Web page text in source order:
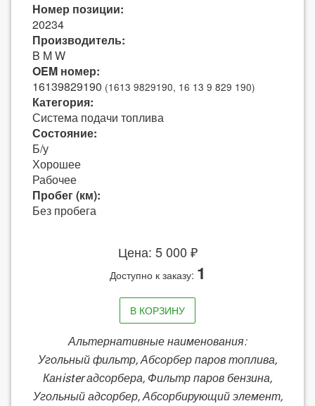
Номер позиции:
20234
Производитель:
B M W
OEM номер:
16139829190 (1613 9829190, 16 13 9 829 190)
Категория:
Система подачи топлива
Состояние:
Б/у
Хорошее
Рабочее
Пробег (км):
Без пробега
Цена: 5 000 ₽
Доступно к заказу: 1
В КОРЗИНУ
Альтернативные наименования:
Угольный фильтр, Абсорбер паров топлива,
Канister адсорбера, Фильтр паров бензина,
Угольный адсорбер, Абсорбирующий элемент,